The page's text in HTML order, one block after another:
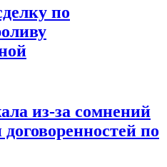
по
из-за сомнений
по